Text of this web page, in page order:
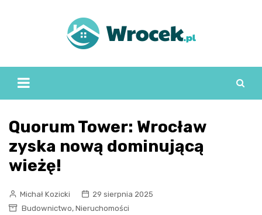
Quorum Tower: Wrocław
zyska nową dominującą
wieżę!
Michał Kozicki
29 sierpnia 2025
Budownictwo, Nieruchomości